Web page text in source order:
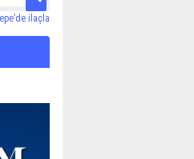
çalışmaları sürüyor